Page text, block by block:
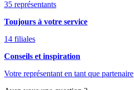
35 représentants
Toujours à votre service
14 filiales
Conseils et inspiration
Votre représentant en tant que partenaire